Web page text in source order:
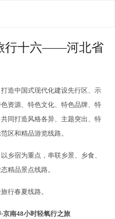
行十六——河北省
造中国式现代化建设先行区、示
资源、特色文化、特色品牌、特
同打造风格各异、主题突出、特
区和精品游览线路。
乡宿为重点，串联乡景、乡食、
精品景点线路。
行春夏线路。
京南48小时轻氧行之旅